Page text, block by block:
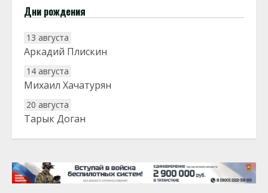
Дни рождения
13 августа
Аркадий Плискин
14 августа
Михаил Хачатурян
20 августа
Тарык Доган
22 августа
25 августа
Сэсэгма Бубеева